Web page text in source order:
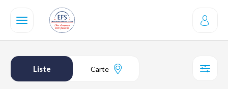
contenu
Liste Carte